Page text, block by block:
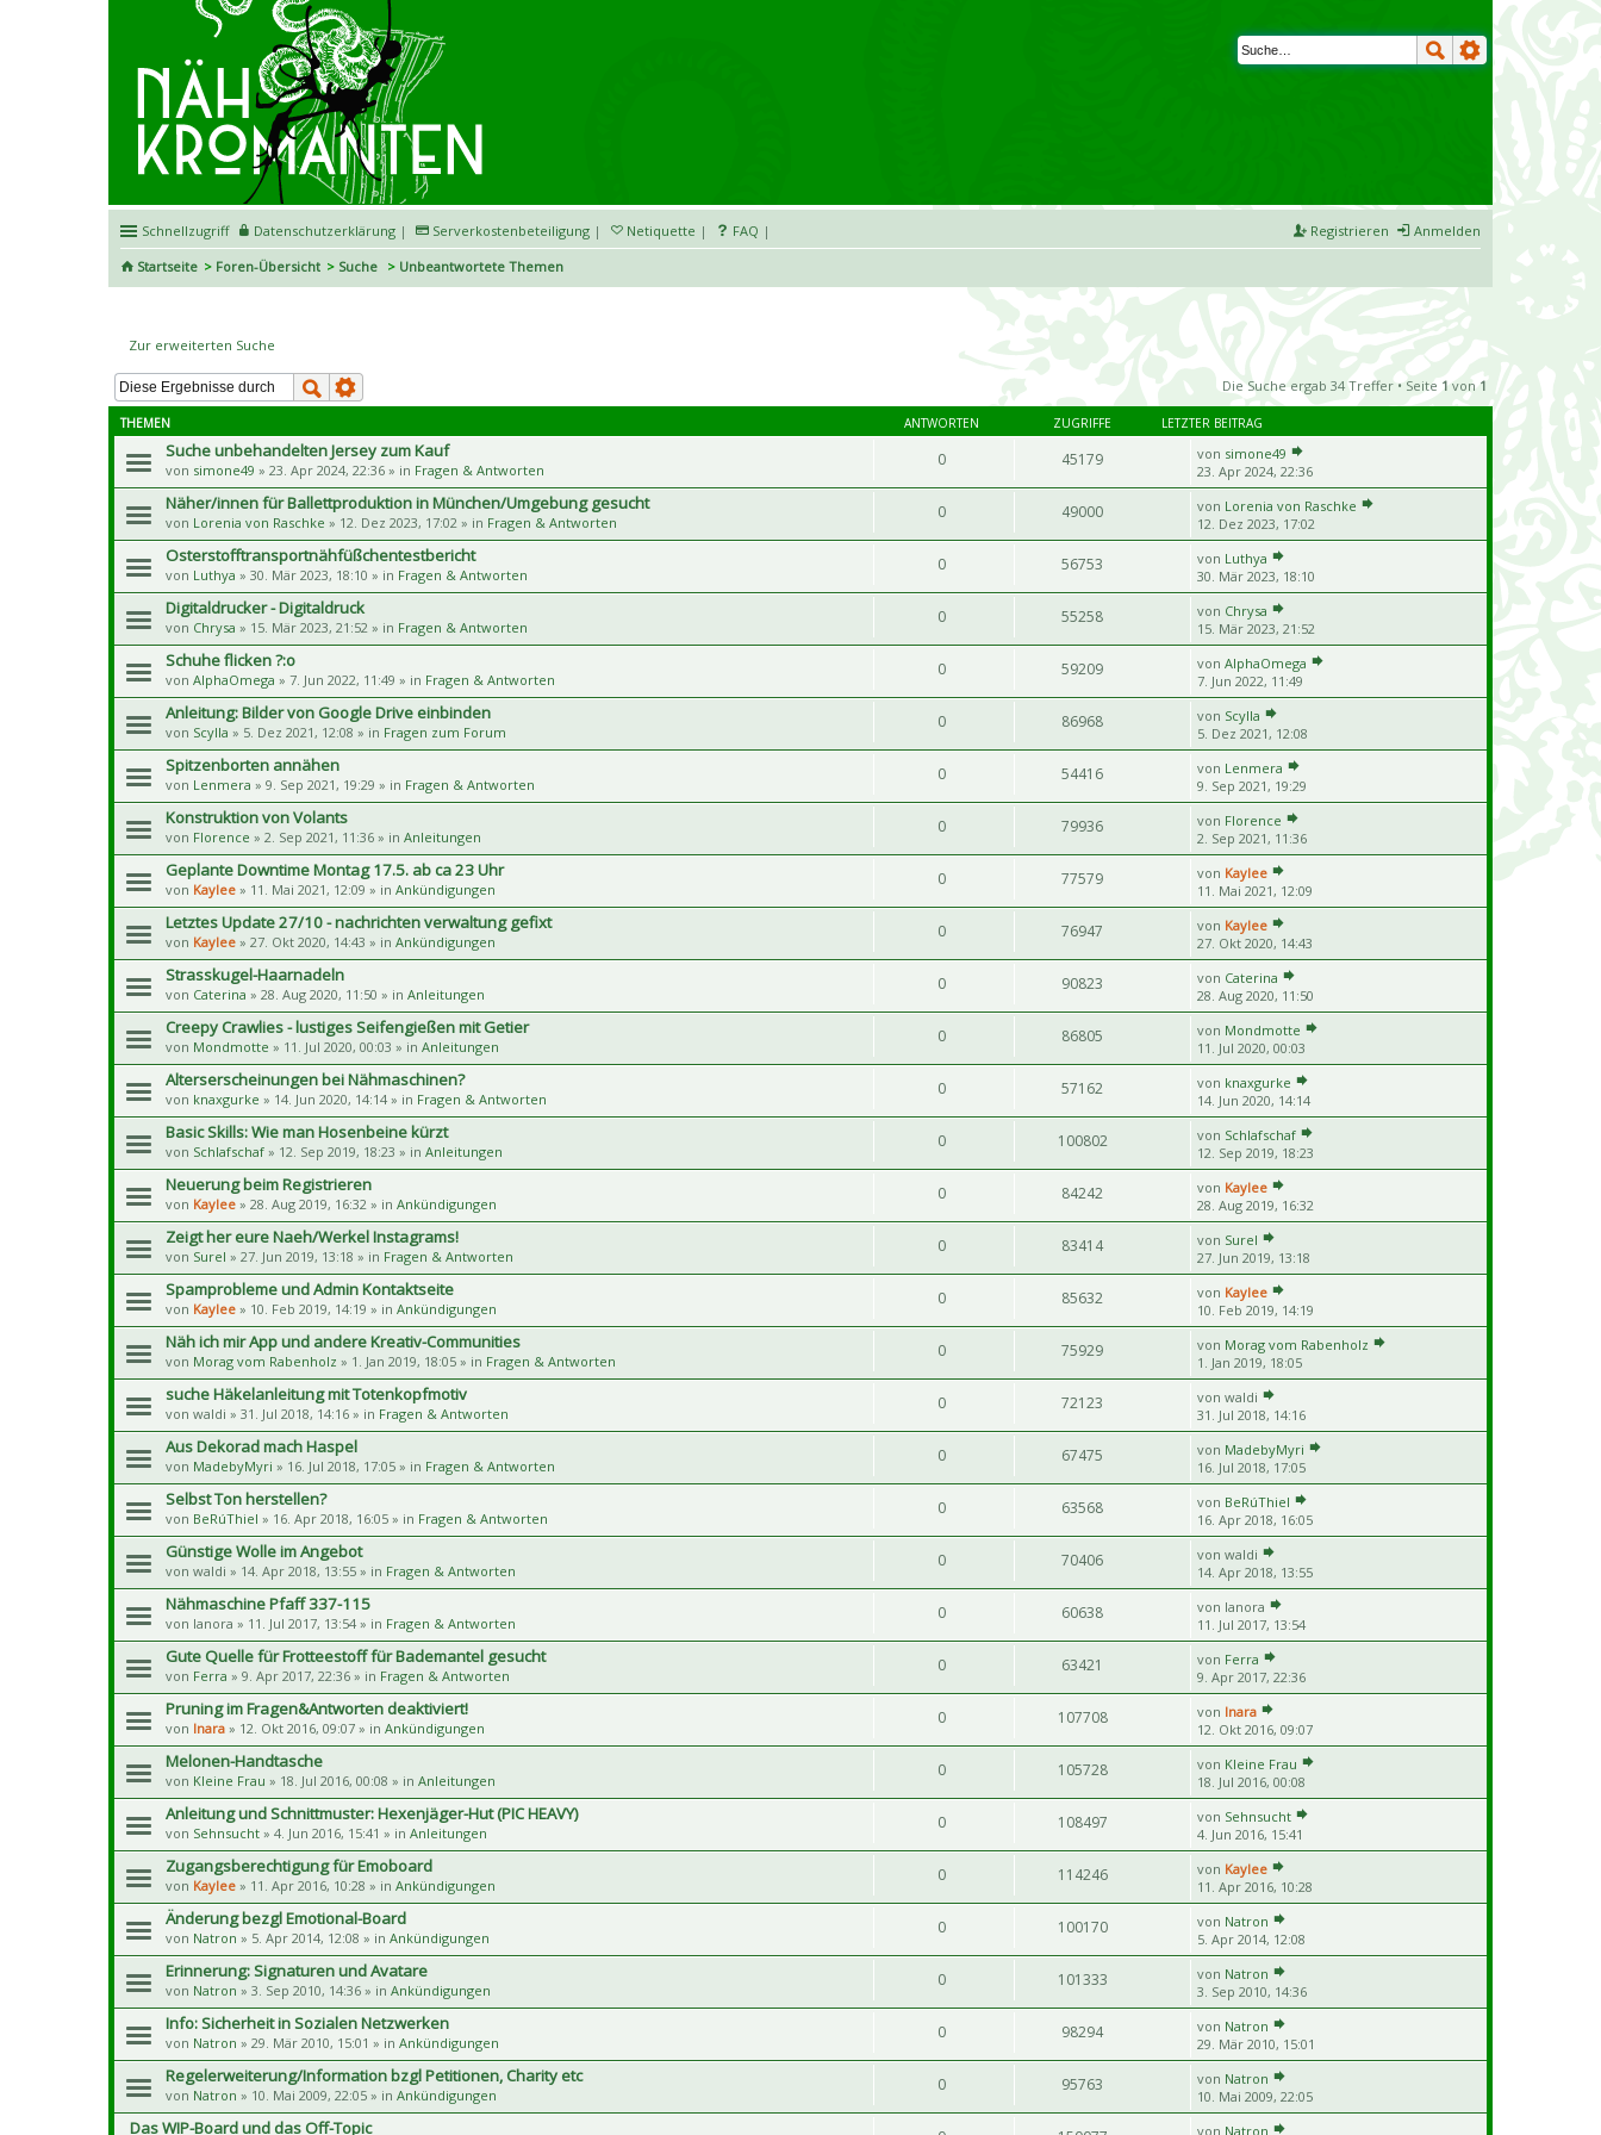
Schnellzugriff Datenschutzerklärung | Serverkostenbeteiligung | Netiquette | FAQ | Anmelden
Registrieren
Startseite
Foren-Übersicht Suche Unbeantwortete Themen
Zur erweiterten Suche
Die Suche ergab 34 Treffer • Seite 1 von 1
THEMEN ANTWORTEN ZUGRIFFE LETZTER BEITRAG
Suche unbehandelten Jersey zum Kauf
von simone49 » 23. Apr 2024, 22:36 » in Fragen & Antworten
0 45179 von simone49
23. Apr 2024, 22:36
Näher/innen für Ballettproduktion in München/Umgebung gesucht
von Lorenia von Raschke » 12. Dez 2023, 17:02 » in Fragen & Antworten
0 49000 von Lorenia von Raschke
12. Dez 2023, 17:02
Osterstofftransportnähfüßchentestbericht
von Luthya » 30. Mär 2023, 18:10 » in Fragen & Antworten
0 56753 von Luthya
30. Mär 2023, 18:10
Digitaldrucker - Digitaldruck
von Chrysa » 15. Mär 2023, 21:52 » in Fragen & Antworten
0 55258 von Chrysa
15. Mär 2023, 21:52
Schuhe flicken ?:o
von AlphaOmega » 7. Jun 2022, 11:49 » in Fragen & Antworten
0 59209 von AlphaOmega
7. Jun 2022, 11:49
Anleitung: Bilder von Google Drive einbinden
von Scylla » 5. Dez 2021, 12:08 » in Fragen zum Forum
0 86968 von Scylla
5. Dez 2021, 12:08
Spitzenborten annähen
von Lenmera » 9. Sep 2021, 19:29 » in Fragen & Antworten
0 54416 von Lenmera
9. Sep 2021, 19:29
Konstruktion von Volants
von Florence » 2. Sep 2021, 11:36 » in Anleitungen
0 79936 von Florence
2. Sep 2021, 11:36
Geplante Downtime Montag 17.5. ab ca 23 Uhr
von Kaylee » 11. Mai 2021, 12:09 » in Ankündigungen
0 77579 von Kaylee
11. Mai 2021, 12:09
Letztes Update 27/10 - nachrichten verwaltung gefixt
von Kaylee » 27. Okt 2020, 14:43 » in Ankündigungen
0 76947 von Kaylee
27. Okt 2020, 14:43
Strasskugel-Haarnadeln
von Caterina » 28. Aug 2020, 11:50 » in Anleitungen
0 90823 von Caterina
28. Aug 2020, 11:50
Creepy Crawlies - lustiges Seifengießen mit Getier
von Mondmotte » 11. Jul 2020, 00:03 » in Anleitungen
0 86805 von Mondmotte
11. Jul 2020, 00:03
Alterserscheinungen bei Nähmaschinen?
von knaxgurke » 14. Jun 2020, 14:14 » in Fragen & Antworten
0 57162 von knaxgurke
14. Jun 2020, 14:14
Basic Skills: Wie man Hosenbeine kürzt
von Schlafschaf » 12. Sep 2019, 18:23 » in Anleitungen
0 100802 von Schlafschaf
12. Sep 2019, 18:23
Neuerung beim Registrieren
von Kaylee » 28. Aug 2019, 16:32 » in Ankündigungen
0 84242 von Kaylee
28. Aug 2019, 16:32
Zeigt her eure Naeh/Werkel Instagrams!
von Surel » 27. Jun 2019, 13:18 » in Fragen & Antworten
0 83414 von Surel
27. Jun 2019, 13:18
Spamprobleme und Admin Kontaktseite
von Kaylee » 10. Feb 2019, 14:19 » in Ankündigungen
0 85632 von Kaylee
10. Feb 2019, 14:19
Näh ich mir App und andere Kreativ-Communities
von Morag vom Rabenholz » 1. Jan 2019, 18:05 » in Fragen & Antworten
0 75929 von Morag vom Rabenholz
1. Jan 2019, 18:05
suche Häkelanleitung mit Totenkopfmotiv
von waldi » 31. Jul 2018, 14:16 » in Fragen & Antworten
0 72123 von waldi
31. Jul 2018, 14:16
Aus Dekorad mach Haspel
von MadebyMyri » 16. Jul 2018, 17:05 » in Fragen & Antworten
0 67475 von MadebyMyri
16. Jul 2018, 17:05
Selbst Ton herstellen?
von BeRúThiel » 16. Apr 2018, 16:05 » in Fragen & Antworten
0 63568 von BeRúThiel
16. Apr 2018, 16:05
Günstige Wolle im Angebot
von waldi » 14. Apr 2018, 13:55 » in Fragen & Antworten
0 70406 von waldi
14. Apr 2018, 13:55
Nähmaschine Pfaff 337-115
von lanora » 11. Jul 2017, 13:54 » in Fragen & Antworten
0 60638 von lanora
11. Jul 2017, 13:54
Gute Quelle für Frotteestoff für Bademantel gesucht
von Ferra » 9. Apr 2017, 22:36 » in Fragen & Antworten
0 63421 von Ferra
9. Apr 2017, 22:36
Pruning im Fragen&Antworten deaktiviert!
von Inara » 12. Okt 2016, 09:07 » in Ankündigungen
0 107708 von Inara
12. Okt 2016, 09:07
Melonen-Handtasche
von Kleine Frau » 18. Jul 2016, 00:08 » in Anleitungen
0 105728 von Kleine Frau
18. Jul 2016, 00:08
Anleitung und Schnittmuster: Hexenjäger-Hut (PIC HEAVY)
von Sehnsucht » 4. Jun 2016, 15:41 » in Anleitungen
0 108497 von Sehnsucht
4. Jun 2016, 15:41
Zugangsberechtigung für Emoboard
von Kaylee » 11. Apr 2016, 10:28 » in Ankündigungen
0 114246 von Kaylee
11. Apr 2016, 10:28
Änderung bezgl Emotional-Board
von Natron » 5. Apr 2014, 12:08 » in Ankündigungen
0 100170 von Natron
5. Apr 2014, 12:08
Erinnerung: Signaturen und Avatare
von Natron » 3. Sep 2010, 14:36 » in Ankündigungen
0 101333 von Natron
3. Sep 2010, 14:36
Info: Sicherheit in Sozialen Netzwerken
von Natron » 29. Mär 2010, 15:01 » in Ankündigungen
0 98294 von Natron
29. Mär 2010, 15:01
Regelerweiterung/Information bzgl Petitionen, Charity etc
von Natron » 10. Mai 2009, 22:05 » in Ankündigungen
0 95763 von Natron
10. Mai 2009, 22:05
Das WIP-Board und das Off-Topic von Natron